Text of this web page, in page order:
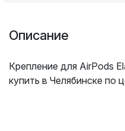
Описание
Крепление для AirPods
купить в Челябинске по